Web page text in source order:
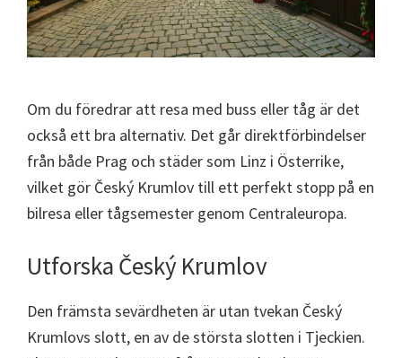
Om du föredrar att resa med buss eller tåg är det
också ett bra alternativ. Det går direktförbindelser
från både Prag och städer som Linz i Österrike,
vilket gör Český Krumlov till ett perfekt stopp på en
bilresa eller tågsemester genom Centraleuropa.
Utforska Český Krumlov
Den främsta sevärdheten är utan tvekan Český
Krumlovs slott, en av de största slotten i Tjeckien.